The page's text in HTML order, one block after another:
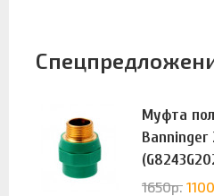
Муфта
1650р. 1100